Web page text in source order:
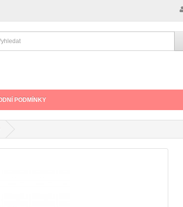
PODMÍNKY